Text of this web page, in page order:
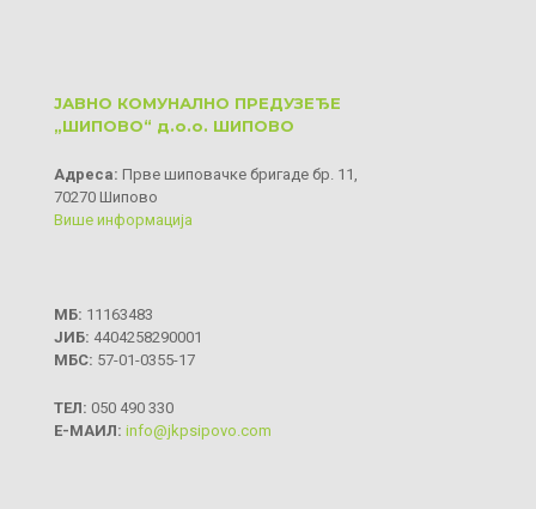
ЈАВНО КОМУНАЛНО ПРЕДУЗЕЂЕ
„ШИПОВО“ д.о.о. ШИПОВО
Aдреса: Прве шиповачке бригаде бр. 11,
70270 Шипово
Више информација
МБ: 11163483
ЈИБ: 4404258290001
МБС: 57-01-0355-17
ТЕЛ: 050 490 330
Е-МАИЛ: info@jkpsipovo.com